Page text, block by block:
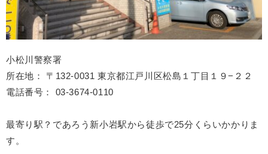
小松川警察署
所在地： 〒132-0031 東京都江戸川区松島１丁目１９−２２
電話番号： 03-3674-0110
最寄り駅？であろう新小岩駅から徒歩で25分くらいかかりま
す。